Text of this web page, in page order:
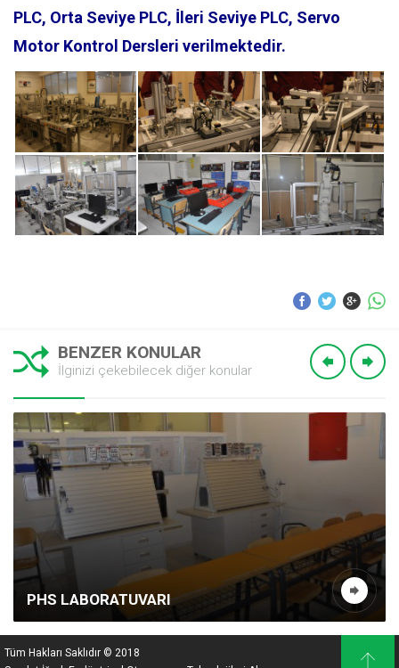
PLC, Orta Seviye PLC, İleri Seviye PLC, Servo
Motor Kontrol Dersleri verilmektedir.
BENZER KONULAR
İlginizi çekebilecek diğer konular
PHS LABORATUVARI
Tüm Hakları Saklıdır © 2018